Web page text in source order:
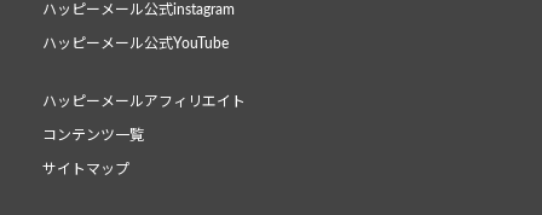
ハッピーメール公式instagram
ハッピーメール公式YouTube
ハッピーメールアフィリエイト
コンテンツ一覧
サイトマップ